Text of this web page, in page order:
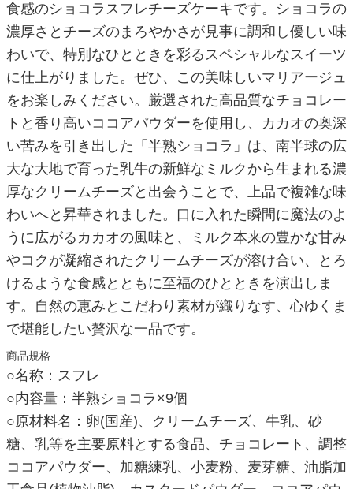
食感のショコラスフレチーズケーキです。ショコラの
濃厚さとチーズのまろやかさが見事に調和し優しい味
わいで、特別なひとときを彩るスペシャルなスイーツ
に仕上がりました。ぜひ、この美味しいマリアージュ
をお楽しみください。厳選された高品質なチョコレー
トと香り高いココアパウダーを使用し、カカオの奥深
い苦みを引き出した「半熟ショコラ」は、南半球の広
大な大地で育った乳牛の新鮮なミルクから生まれる濃
厚なクリームチーズと出会うことで、上品で複雑な味
わいへと昇華されました。口に入れた瞬間に魔法のよ
うに広がるカカオの風味と、ミルク本来の豊かな甘み
やコクが凝縮されたクリームチーズが溶け合い、とろ
けるような食感とともに至福のひとときを演出しま
す。自然の恵みとこだわり素材が織りなす、心ゆくま
で堪能したい贅沢な一品です。
商品規格
○名称：スフレ
○内容量：半熟ショコラ×9個
○原材料名：卵(国産)、クリームチーズ、牛乳、砂
糖、乳等を主要原料とする食品、チョコレート、調整
ココアパウダー、加糖練乳、小麦粉、麦芽糖、油脂加